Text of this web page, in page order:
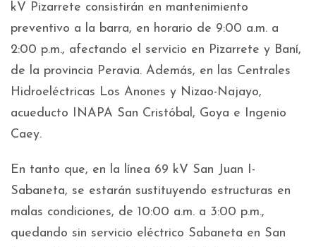
kV Pizarrete consistirán en mantenimiento
preventivo a la barra, en horario de 9:00 a.m. a
2:00 p.m., afectando el servicio en Pizarrete y Baní,
de la provincia Peravia. Además, en las Centrales
Hidroeléctricas Los Anones y Nizao-Najayo,
acueducto INAPA San Cristóbal, Goya e Ingenio
Caey.
En tanto que, en la línea 69 kV San Juan I-
Sabaneta, se estarán sustituyendo estructuras en
malas condiciones, de 10:00 a.m. a 3:00 p.m.,
quedando sin servicio eléctrico Sabaneta en San